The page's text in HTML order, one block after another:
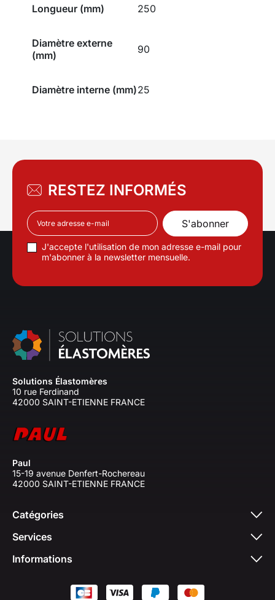
Longueur (mm) 250
Diamètre externe
(mm)
90
Diamètre interne (mm)25
RESTEZ INFORMÉS
J'accepte l'utilisation de mon adresse e-mail pour
m'abonner à la newsletter mensuelle.
Solutions Élastomères
10 rue Ferdinand
42000 SAINT-ETIENNE FRANCE
Paul
15-19 avenue Denfert-Rochereau
42000 SAINT-ETIENNE FRANCE
Catégories
Services
Informations